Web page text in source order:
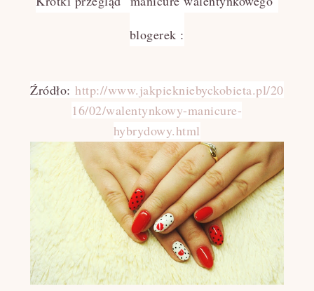
blogerek :
Źródło:http://www.jakpiekniebyckobieta.pl/20
16/02/walentynkowy-manicure-
hybrydowy.html